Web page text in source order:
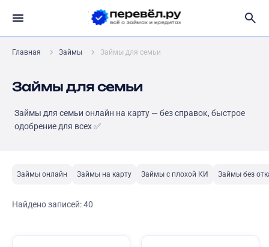
Главная Займы Займы для семьи
Займы для семьи
Займы для семьи онлайн на карту — без справок, быстрое
одобрение для всех ✅
Займы онлайн Займы на карту Займы с плохой КИ Займы без
Найдено записей:40